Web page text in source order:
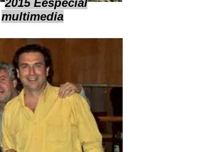
2015 Eespecial
multimedia